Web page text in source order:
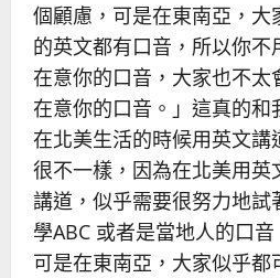
個顧慮，可是在東南亞，大
的英文都有口音，所以你不
在意你的口音，大家也不太
在意你的口音。」這真的和
在北美生活的時候用英文講
很不一樣，因為在北美用英
講道，似乎需要很努力地試
學ABC 或者是當地人的口音
可是在東南亞，大家似乎都